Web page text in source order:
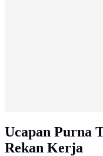
Ucapan Purna
Rekan Kerja